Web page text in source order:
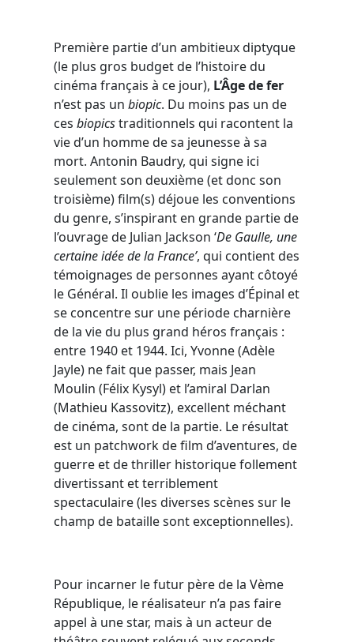
Première partie d’un ambitieux diptyque
(le plus gros budget de l’histoire du
cinéma français à ce jour), L’Âge de fer
n’est pas un biopic. Du moins pas un de
ces biopicstraditionnels qui racontent la
vie d’un homme de sa jeunesse à sa
mort. Antonin Baudry, qui signe ici
seulement son deuxième (et donc son
troisième) film(s) déjoue les conventions
du genre, s’inspirant en grande partie de
l’ouvrage de Julian Jackson ‘De Gaulle, une
certaine idée de la France’, qui contient des
témoignages de personnes ayant côtoyé
le Général. Il oublie les images d’Épinal et
se concentre sur une période charnière
de la vie du plus grand héros français :
entre 1940 et 1944. Ici, Yvonne (Adèle
Jayle) ne fait que passer, mais Jean
Moulin (Félix Kysyl) et l’amiral Darlan
(Mathieu Kassovitz), excellent méchant
de cinéma, sont de la partie. Le résultat
est un patchwork de film d’aventures, de
guerre et de thriller historique follement
divertissant et terriblement
spectaculaire (les diverses scènes sur le
champ de bataille sont exceptionnelles).
Pour incarner le futur père de la Vème
République, le réalisateur n’a pas faire
appel à une star, mais à un acteur de